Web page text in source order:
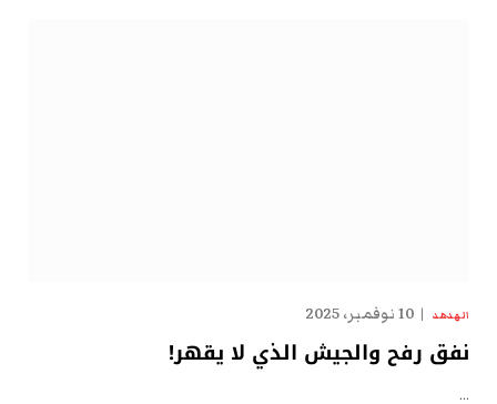
الهدهد 10 نوفمبر، 2025
نفق رفح والجيش الذي لا يقهر!
…